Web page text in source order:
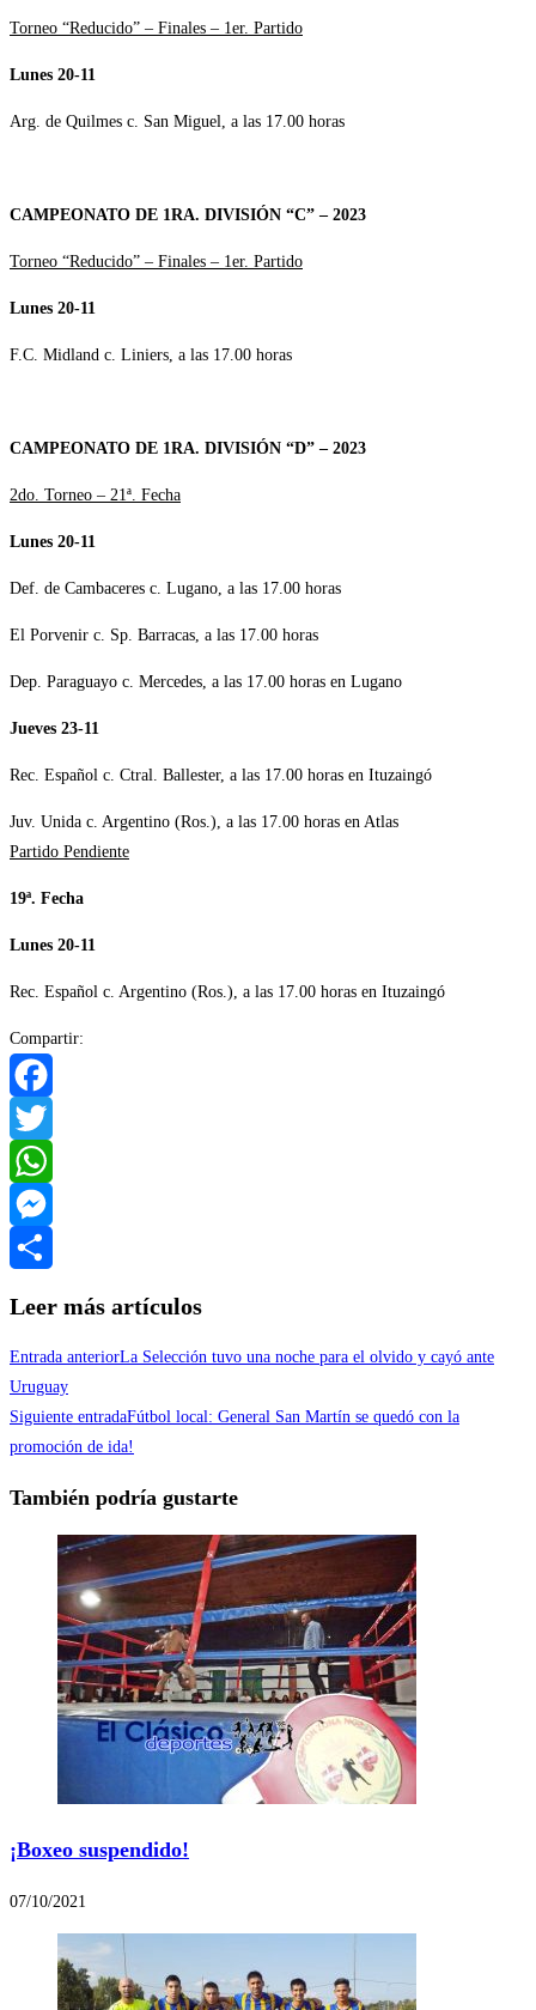
Torneo “Reducido” – Finales – 1er. Partido
Lunes 20-11
Arg. de Quilmes c. San Miguel, a las 17.00 horas
CAMPEONATO DE 1RA. DIVISIÓN “C” – 2023
Torneo “Reducido” – Finales – 1er. Partido
Lunes 20-11
F.C. Midland c. Liniers, a las 17.00 horas
CAMPEONATO DE 1RA. DIVISIÓN “D” – 2023
2do. Torneo – 21ª. Fecha
Lunes 20-11
Def. de Cambaceres c. Lugano, a las 17.00 horas
El Porvenir c. Sp. Barracas, a las 17.00 horas
Dep. Paraguayo c. Mercedes, a las 17.00 horas en Lugano
Jueves 23-11
Rec. Español c. Ctral. Ballester, a las 17.00 horas en Ituzaingó
Juv. Unida c. Argentino (Ros.), a las 17.00 horas en Atlas
Partido Pendiente
19ª. Fecha
Lunes 20-11
Rec. Español c. Argentino (Ros.), a las 17.00 horas en Ituzaingó
Compartir:
Facebook
Twitter
WhatsApp
Messenger
Leer más artículos
Entrada anteriorLa Selección tuvo una noche para el olvido y cayó ante
Uruguay
Siguiente entradaFútbol local: General San Martín se quedó con la
promoción de ida!
También podría gustarte
¡Boxeo suspendido!
07/10/2021